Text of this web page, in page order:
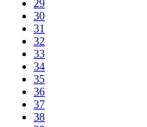
29
30
31
32
33
34
35
36
37
38